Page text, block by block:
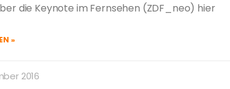
die Keynote im Fernsehen (ZDF_neo) hier
»
2016